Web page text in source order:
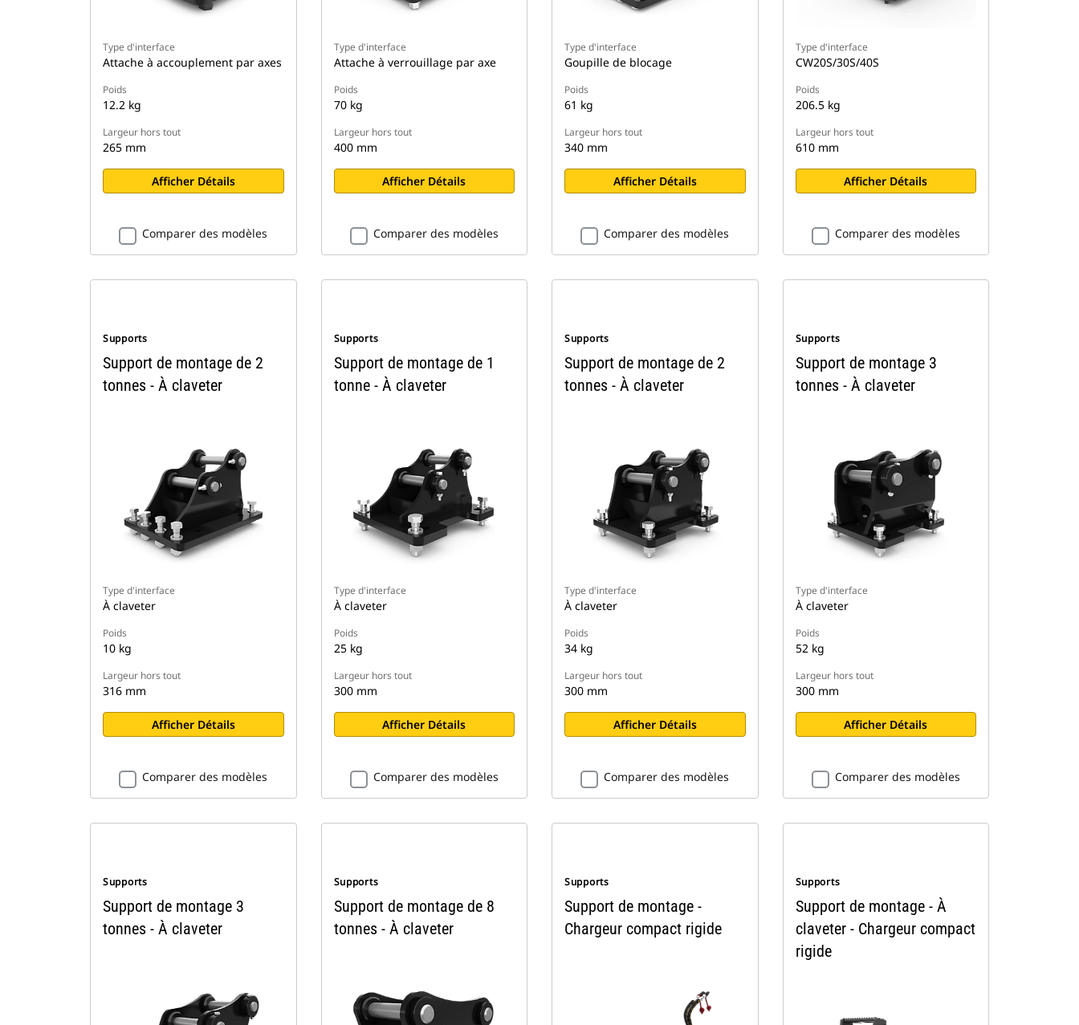
Type d'interface
Attache à accouplement par axes
Poids
12.2 kg
Largeur hors tout
265 mm
Afficher Détails
Comparer des modèles
Type d'interface
Attache à verrouillage par axe
Poids
70 kg
Largeur hors tout
400 mm
Afficher Détails
Comparer des modèles
Type d'interface
Goupille de blocage
Poids
61 kg
Largeur hors tout
340 mm
Afficher Détails
Comparer des modèles
Type d'interface
CW20S/30S/40S
Poids
206.5 kg
Largeur hors tout
610 mm
Afficher Détails
Comparer des modèles
Supports
Support de montage de 2
tonnes - À claveter
Type d'interface
À claveter
Poids
10 kg
Largeur hors tout
316 mm
Afficher Détails
Comparer des modèles
Supports
Support de montage de 1
tonne - À claveter
Type d'interface
À claveter
Poids
25 kg
Largeur hors tout
300 mm
Afficher Détails
Comparer des modèles
Supports
Support de montage de 2
tonnes - À claveter
Type d'interface
À claveter
Poids
34 kg
Largeur hors tout
300 mm
Afficher Détails
Comparer des modèles
Supports
Support de montage 3
tonnes - À claveter
Type d'interface
À claveter
Poids
52 kg
Largeur hors tout
300 mm
Afficher Détails
Comparer des modèles
Supports
Support de montage 3
tonnes - À claveter
Supports
Support de montage de 8
tonnes - À claveter
Supports
Support de montage -
Chargeur compact rigide
Supports
Support de montage - À
claveter - Chargeur compact
rigide